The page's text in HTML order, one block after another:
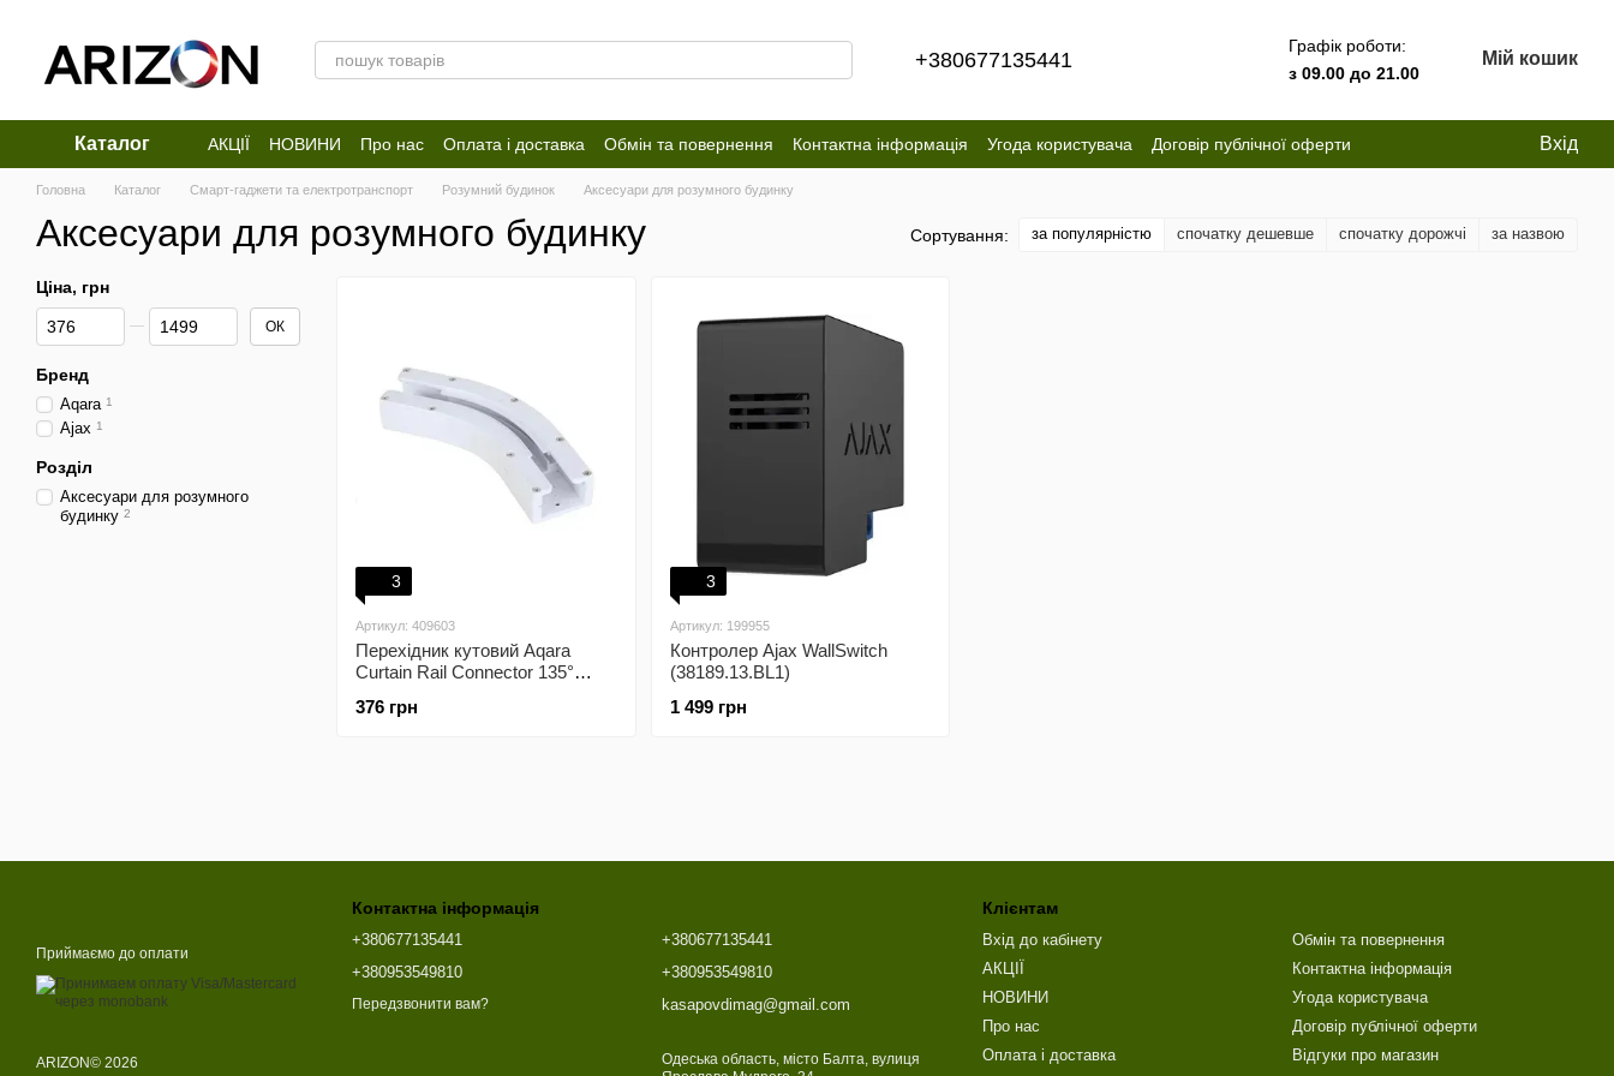
+380677135441
Графік роботи:
з 09.00 до 21.00
Мій кошик
Каталог АКЦІЇ НОВИНИ Про нас Оплата і доставка Обмін та повернення Контактна інформація Угода користувача
Договір публічної оферти
Відгуки про магазин
Вхід
Головна Каталог Смарт-гаджети та електротранспорт Розумний будинок Аксесуари для розумного будинку
Аксесуари для розумного будинку Сортування: за популярністю спочатку дешевше спочатку дорожчі за назвою
3
Артикул: 409603
Перехідник кутовий Aqara
Curtain Rail Connector 135°
376 грн
3
Артикул: 199955
Контролер Ajax WallSwitch
(38189.13.BL1)
1 499 грн
Ціна, грн
Від Ціна, грн
До Ціна, грн ОК
Бренд
Aqara 1
Ajax 1
Розділ
Аксесуари для розумного
будинку 2
Приймаємо до оплати
ARIZON© 2026
Контактна інформація
+380677135441
+380953549810
Передзвонити вам?
+380677135441
+380953549810
kasapovdimag@gmail.com
Одеська область, місто Балта, вулиця
Клієнтам
Вхід до кабінету
АКЦІЇ
НОВИНИ
Про нас
Оплата і доставка
Обмін та повернення
Контактна інформація
Угода користувача
Договір публічної оферти
Відгуки про магазин